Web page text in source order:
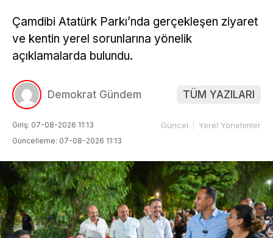
Çamdibi Atatürk Parkı’nda gerçekleşen ziyaret
ve kentin yerel sorunlarına yönelik
açıklamalarda bulundu.
Demokrat Gündem TÜM YAZILARI
Giriş: 07-08-2026 11:13
Güncelleme: 07-08-2026 11:13
Güncel Yerel Yönetimler